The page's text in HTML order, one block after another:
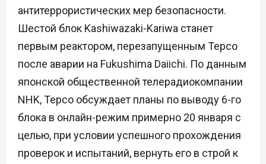
антитеррористических мер безопасности.
Шестой блок Kashiwazaki-Kariwa станет
первым реактором, перезапущенным Tepco
после аварии на Fukushima Daiichi. По данным
японской общественной телерадиокомпании
NHK, Tepco обсуждает планы по выводу 6-го
блока в онлайн-режим примерно 20 января с
целью, при условии успешного прохождения
проверок и испытаний, вернуть его в строй к